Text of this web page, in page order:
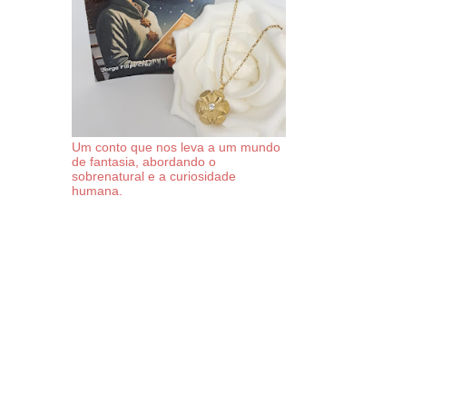
Um conto que nos leva a um mundo
de fantasia, abordando o
sobrenatural e a curiosidade
humana.